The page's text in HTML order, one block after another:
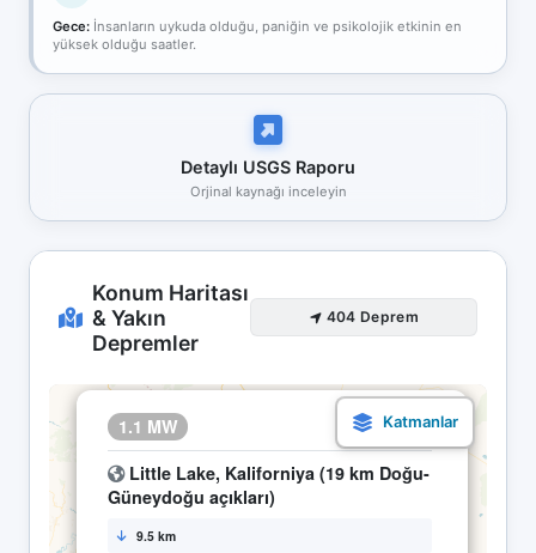
Gece: İnsanların uykuda olduğu, paniğin ve psikolojik etkinin en
yüksek olduğu saatler.
Detaylı USGS Raporu
Orjinal kaynağı inceleyin
Konum Haritası
& Yakın
Depremler
404 Deprem
1.1 MW 21.04 05:23
Little Lake, Kaliforniya (19 km Doğu-
Güneydoğu açıkları)
9.5 km
×